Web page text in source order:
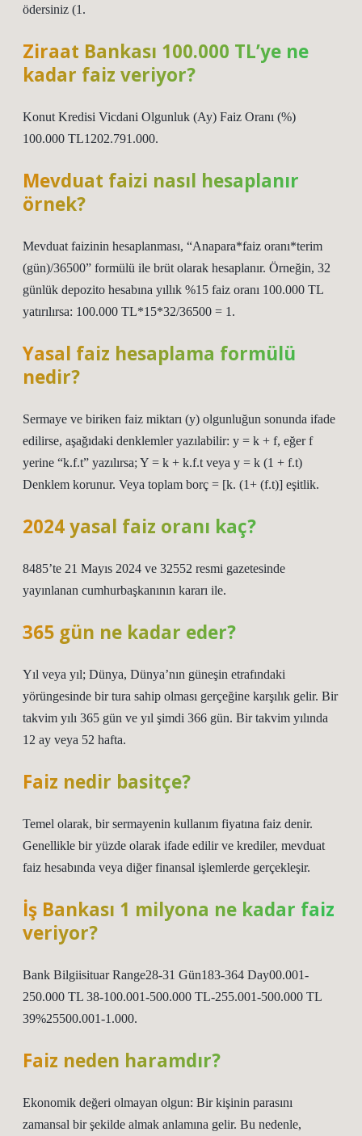
ödersiniz (1.
Ziraat Bankası 100.000 TL’ye ne
kadar faiz veriyor?
Konut Kredisi Vicdani Olgunluk (Ay) Faiz Oranı (%)
100.000 TL1202.791.000.
Mevduat faizi nasıl hesaplanır
örnek?
Mevduat faizinin hesaplanması, “Anapara*faiz oranı*terim
(gün)/36500” formülü ile brüt olarak hesaplanır. Örneğin, 32
günlük depozito hesabına yıllık %15 faiz oranı 100.000 TL
yatırılırsa: 100.000 TL*15*32/36500 = 1.
Yasal faiz hesaplama formülü
nedir?
Sermaye ve biriken faiz miktarı (y) olgunluğun sonunda ifade
edilirse, aşağıdaki denklemler yazılabilir: y = k + f, eğer f
yerine “k.f.t” yazılırsa; Y = k + k.f.t veya y = k (1 + f.t)
Denklem korunur. Veya toplam borç = [k. (1+ (f.t)] eşitlik.
2024 yasal faiz oranı kaç?
8485’te 21 Mayıs 2024 ve 32552 resmi gazetesinde
yayınlanan cumhurbaşkanının kararı ile.
365 gün ne kadar eder?
Yıl veya yıl; Dünya, Dünya’nın güneşin etrafındaki
yörüngesinde bir tura sahip olması gerçeğine karşılık gelir. Bir
takvim yılı 365 gün ve yıl şimdi 366 gün. Bir takvim yılında
12 ay veya 52 hafta.
Faiz nedir basitçe?
Temel olarak, bir sermayenin kullanım fiyatına faiz denir.
Genellikle bir yüzde olarak ifade edilir ve krediler, mevduat
faiz hesabında veya diğer finansal işlemlerde gerçekleşir.
İş Bankası 1 milyona ne kadar faiz
veriyor?
Bank Bilgiisituar Range28-31 Gün183-364 Day00.001-
250.000 TL 38-100.001-500.000 TL-255.001-500.000 TL
39%25500.001-1.000.
Faiz neden haramdır?
Ekonomik değeri olmayan olgun: Bir kişinin parasını
zamansal bir şekilde almak anlamına gelir. Bu nedenle,